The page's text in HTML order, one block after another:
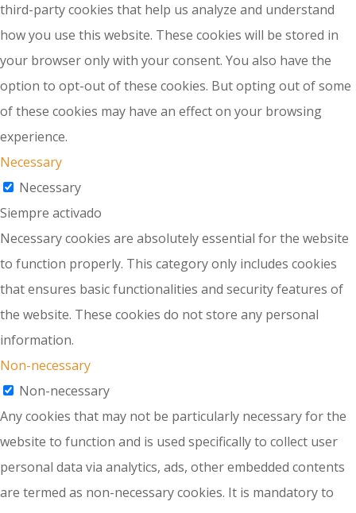
third-party cookies that help us analyze and understand
how you use this website. These cookies will be stored in
your browser only with your consent. You also have the
option to opt-out of these cookies. But opting out of some
of these cookies may have an effect on your browsing
experience.
Necessary
Necessary
Siempre activado
Necessary cookies are absolutely essential for the website
to function properly. This category only includes cookies
that ensures basic functionalities and security features of
the website. These cookies do not store any personal
information.
Non-necessary
Non-necessary
Any cookies that may not be particularly necessary for the
website to function and is used specifically to collect user
personal data via analytics, ads, other embedded contents
are termed as non-necessary cookies. It is mandatory to